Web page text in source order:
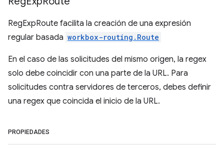
RegExpRoute facilita la creación de una expresión
regular basada workbox-routing.Route
En el caso de las solicitudes del mismo origen, la regex
solo debe coincidir con una parte de la URL. Para
solicitudes contra servidores de terceros, debes definir
una regex que coincida el inicio de la URL.
PROPIEDADES